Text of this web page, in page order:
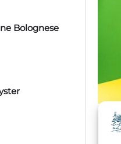
Bolognese